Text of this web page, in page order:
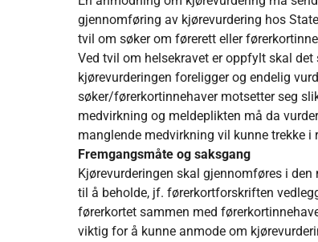
gjennomføring av kjørevurdering hos
tvil om søker om førerett eller
Ved tvil om helsekravet er oppfylt skal det
kjørevurderingen foreligger og endelig
søker/førerkortinnehaver motsetter seg
medvirkning og meldeplikten må da
manglende medvirkning vil kunne trekke
Fremgangsmåte og saksgang
Kjørevurderingen skal gjennomføres i
til å beholde, jf. førerkortforskriften
førerkortet sammen med
viktig for å kunne anmode om